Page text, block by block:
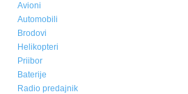
Aktuelno
ONLINE SHOP
MULTICOPTER
Avioni
Automobili
Brodovi
Helikopteri
Priibor
Baterije
Radio predajnik